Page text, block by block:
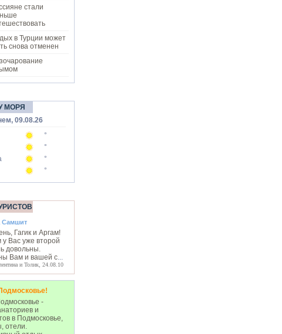
стали
в Турции может
снова отменен
МОРЯ
09.08.26
°
°
°
°
Самшит
Гагик и Аргам!
Вас уже второй
довольны.
Вам и вашей с...
и Толик, 24.08.10
-
и
в Подмосковье,
отели.